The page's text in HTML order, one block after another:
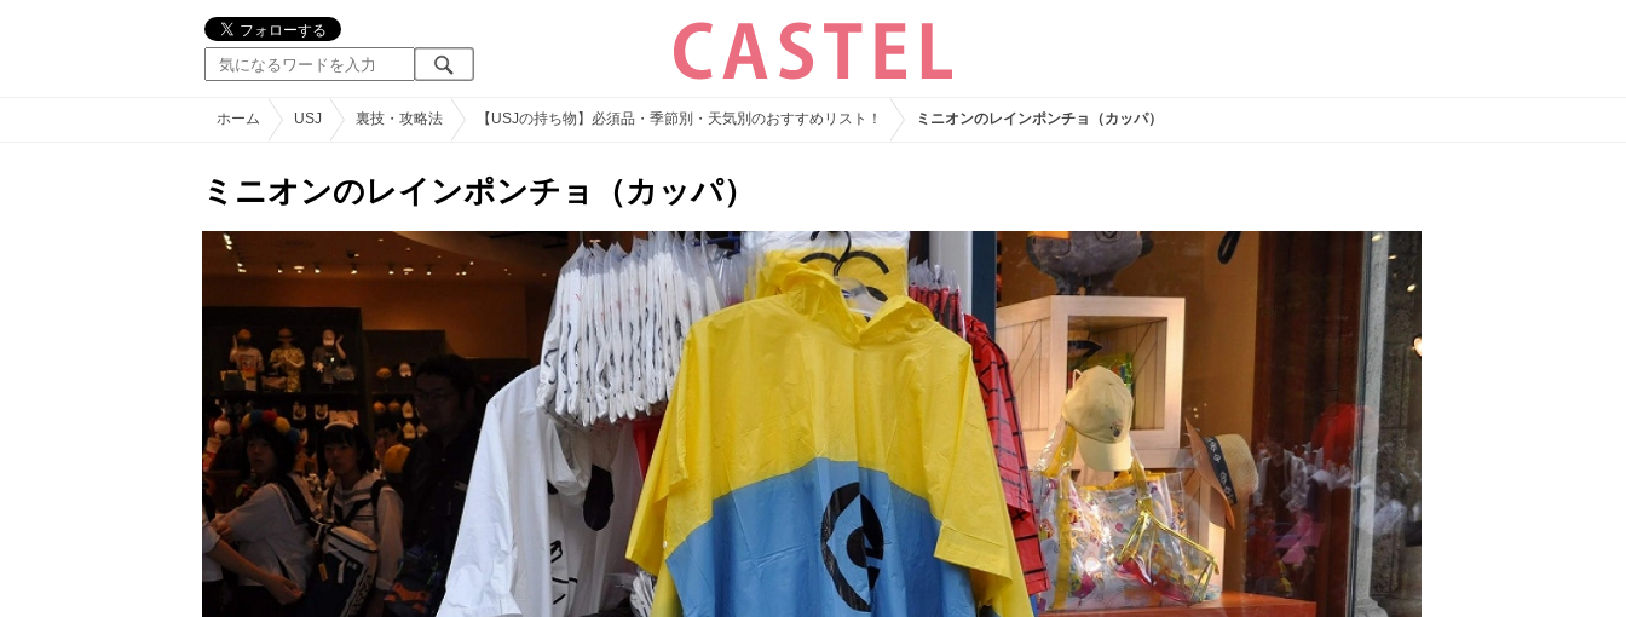
ホーム USJ 裏技・攻略法 【USJの持ち物】必須品・季節別・天気別のおすすめリスト！ ミニオンのレインポンチョ（カッパ）
ミニオンのレインポンチョ（カッパ）